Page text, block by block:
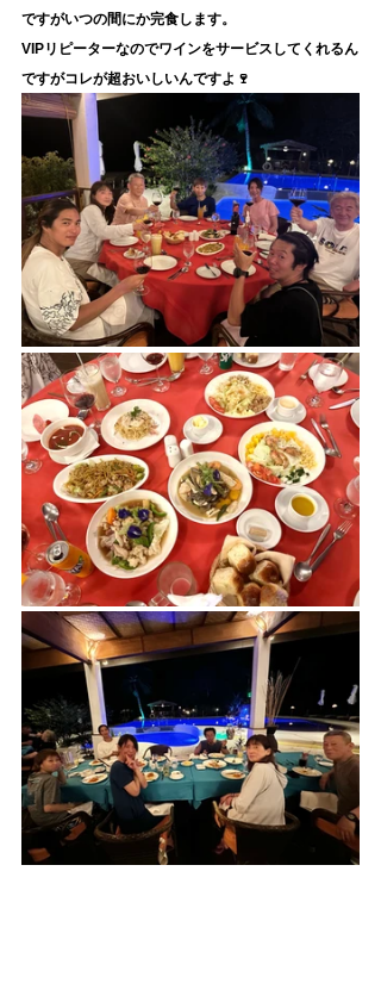
ですがいつの間にか完食します。
VIPリピーターなのでワインをサービスしてくれるん
ですがコレが超おいしいんですよ🍷